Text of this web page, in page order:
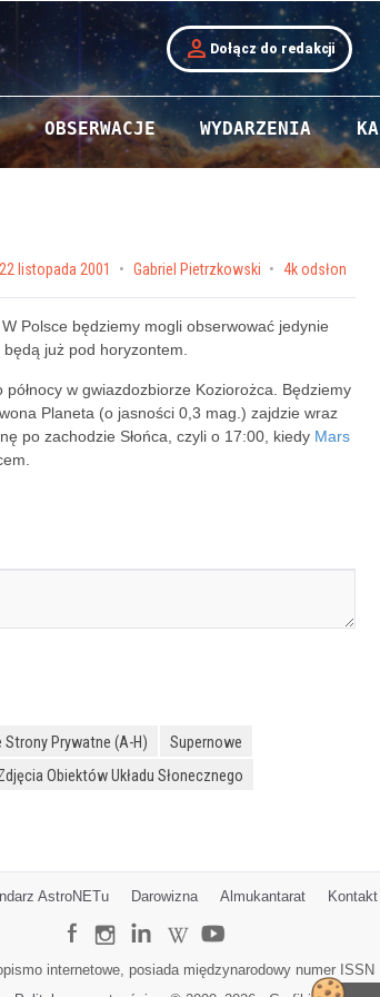
person Dołącz do redakcji
OBSERWACJE WYDARZENIA
Posted on
22 listopada 2001 by Gabriel Pietrzkowski 4k odsłon
Polsce będziemy mogli obserwować jedynie
już pod horyzontem.
w gwiazdozbiorze Koziorożca. Będziemy
Planeta (o jasności 0,3 mag.) zajdzie wraz
po zachodzie Słońca, czyli o 17:00, kiedy Mars
Strony Prywatne (A-H)
Supernowe
Obiektów Układu Słonecznego
AstroNETu Darowizna Almukantarat Kontakt
internetowe, posiada międzynarodowy numer ISSN